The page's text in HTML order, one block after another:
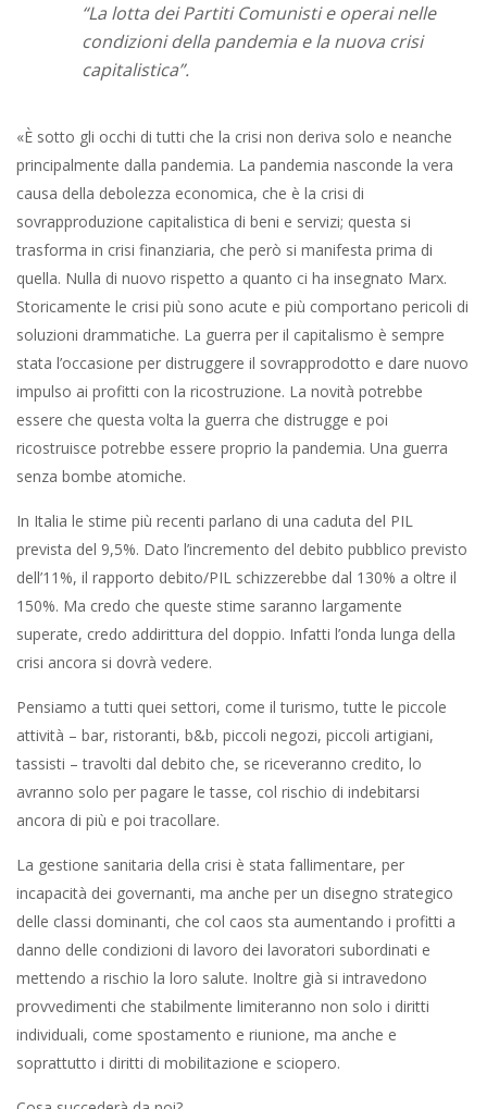
“La lotta dei Partiti Comunisti e operai nelle
condizioni della pandemia e la nuova crisi
capitalistica”.
«È sotto gli occhi di tutti che la crisi non deriva solo e neanche
principalmente dalla pandemia. La pandemia nasconde la vera
causa della debolezza economica, che è la crisi di
sovrapproduzione capitalistica di beni e servizi; questa si
trasforma in crisi finanziaria, che però si manifesta prima di
quella. Nulla di nuovo rispetto a quanto ci ha insegnato Marx.
Storicamente le crisi più sono acute e più comportano pericoli di
soluzioni drammatiche. La guerra per il capitalismo è sempre
stata l’occasione per distruggere il sovrapprodotto e dare nuovo
impulso ai profitti con la ricostruzione. La novità potrebbe
essere che questa volta la guerra che distrugge e poi
ricostruisce potrebbe essere proprio la pandemia. Una guerra
senza bombe atomiche.
In Italia le stime più recenti parlano di una caduta del PIL
prevista del 9,5%. Dato l’incremento del debito pubblico previsto
dell’11%, il rapporto debito/PIL schizzerebbe dal 130% a oltre il
150%. Ma credo che queste stime saranno largamente
superate, credo addirittura del doppio. Infatti l’onda lunga della
crisi ancora si dovrà vedere.
Pensiamo a tutti quei settori, come il turismo, tutte le piccole
attività – bar, ristoranti, b&b, piccoli negozi, piccoli artigiani,
tassisti – travolti dal debito che, se riceveranno credito, lo
avranno solo per pagare le tasse, col rischio di indebitarsi
ancora di più e poi tracollare.
La gestione sanitaria della crisi è stata fallimentare, per
incapacità dei governanti, ma anche per un disegno strategico
delle classi dominanti, che col caos sta aumentando i profitti a
danno delle condizioni di lavoro dei lavoratori subordinati e
mettendo a rischio la loro salute. Inoltre già si intravedono
provvedimenti che stabilmente limiteranno non solo i diritti
individuali, come spostamento e riunione, ma anche e
soprattutto i diritti di mobilitazione e sciopero.